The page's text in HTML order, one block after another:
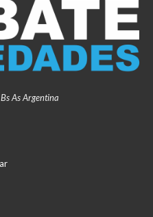
As Argentina